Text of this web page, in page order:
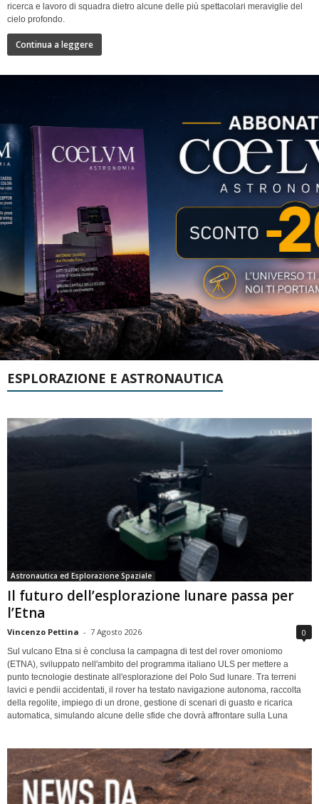
ricerca e lavoro di squadra dietro alcune delle più spettacolari meraviglie del
cielo profondo.
Continua a leggere
ESPLORAZIONE E ASTRONAUTICA
Astronautica ed Esplorazione Spaziale
Il futuro dell’esplorazione lunare passa per
l’Etna
Vincenzo Pettina - 7 Agosto 2026 0
Sul vulcano Etna si è conclusa la campagna di test del rover omoniomo
(ETNA), sviluppato nell'ambito del programma italiano ULS per mettere a
punto tecnologie destinate all'esplorazione del Polo Sud lunare. Tra terreni
lavici e pendii accidentati, il rover ha testato navigazione autonoma, raccolta
della regolite, impiego di un drone, gestione di scenari di guasto e ricarica
automatica, simulando alcune delle sfide che dovrà affrontare sulla Luna